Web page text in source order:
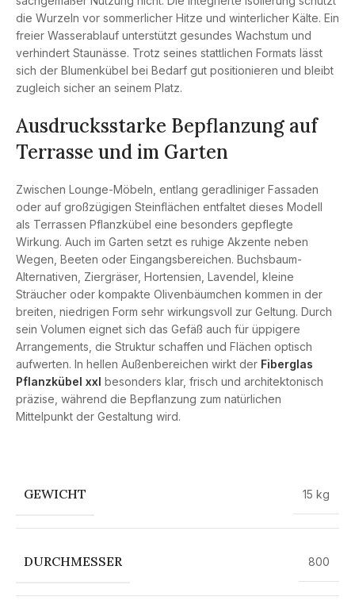
die Wurzeln vor sommerlicher Hitze und winterlicher Kälte. Ein
freier Wasserablauf unterstützt gesundes Wachstum und
verhindert Staunässe. Trotz seines stattlichen Formats lässt
sich der Blumenkübel bei Bedarf gut positionieren und bleibt
zugleich sicher an seinem Platz.
Ausdrucksstarke Bepflanzung auf
Terrasse und im Garten
Zwischen Lounge-Möbeln, entlang geradliniger Fassaden
oder auf großzügigen Steinflächen entfaltet dieses Modell
als Terrassen Pflanzkübel eine besonders gepflegte
Wirkung. Auch im Garten setzt es ruhige Akzente neben
Wegen, Beeten oder Eingangsbereichen. Buchsbaum-
Alternativen, Ziergräser, Hortensien, Lavendel, kleine
Sträucher oder kompakte Olivenbäumchen kommen in der
breiten, niedrigen Form sehr wirkungsvoll zur Geltung. Durch
sein Volumen eignet sich das Gefäß auch für üppigere
Arrangements, die Struktur schaffen und Flächen optisch
aufwerten. In hellen Außenbereichen wirkt der Fiberglas
Pflanzkübel xxl besonders klar, frisch und architektonisch
präzise, während die Bepflanzung zum natürlichen
Mittelpunkt der Gestaltung wird.
GEWICHT 15 kg
DURCHMESSER 800